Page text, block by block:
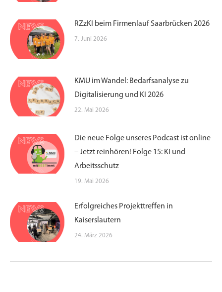
RZzKI beim Firmenlauf Saarbrücken 2026
7. Juni 2026
KMU im Wandel: Bedarfsanalyse zu
Digitalisierung und KI 2026
22. Mai 2026
Die neue Folge unseres Podcast ist online
– Jetzt reinhören! Folge 15: KI und
Arbeitsschutz
19. Mai 2026
Erfolgreiches Projekttreffen in
Kaiserslautern
24. März 2026